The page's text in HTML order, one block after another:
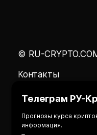
© RU-
Контакты
Телеграм РУ-
Прогнозы курса
информация.